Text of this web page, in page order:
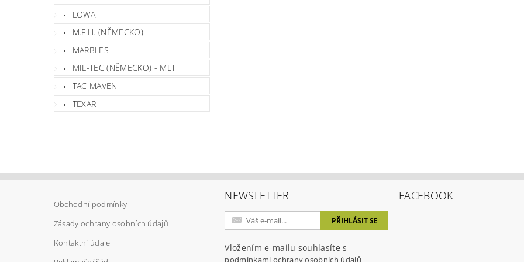
LOWA
M.F.H. (NĚMECKO)
MARBLES
MIL-TEC (NĚMECKO) - MLT
TAC MAVEN
TEXAR
Obchodní podmínky
Zásady ochrany osobních údajů
Kontaktní údaje
NEWSLETTER
Vložením e-mailu souhlasíte s
FACEBOOK